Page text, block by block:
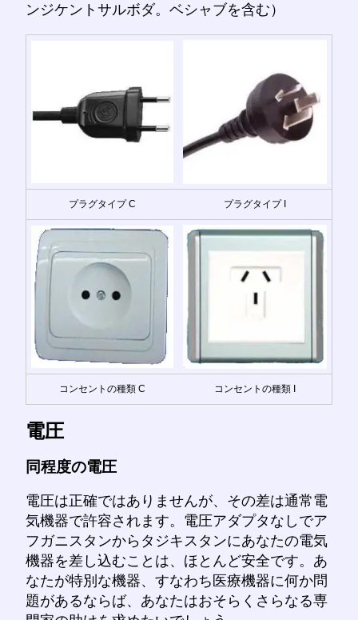
ンジケントサルボダ。ベシャブを含む）
プラグタイプ C プラグタイプ I
コンセントの種類 C コンセントの種類 I
電圧
同程度の電圧
電圧は正確ではありませんが、その差は通常電
気機器で許容されます。電圧アダプタなしでア
フガニスタンからタジキスタンにあなたの電気
機器を差し込むことは、ほとんど安全です。あ
なたが特別な機器、すなわち医療機器に何か問
題があるならば、あなたはおそらくさらなる専